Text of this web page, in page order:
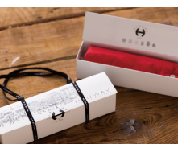
販売状況
入荷状況